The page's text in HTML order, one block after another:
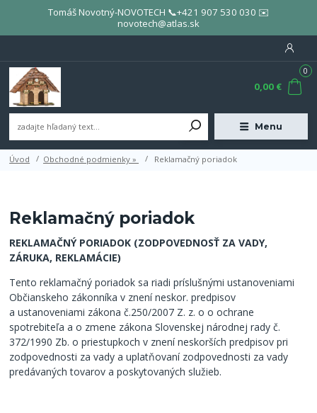
Tomáš Novotný-NOVOTECH 📞+421 907 530 030 ✉️
novotech@atlas.sk
Menu
0
0,00 €
Úvod Obchodné podmienky » Reklamačný poriadok
Reklamačný poriadok
REKLAMAČNÝ PORIADOK (ZODPOVEDNOSŤ ZA VADY,
ZÁRUKA, REKLAMÁCIE)
Tento reklamačný poriadok sa riadi príslušnými ustanoveniami
Občianskeho zákonníka v znení neskor. predpisov
a ustanoveniami zákona č.250/2007 Z. z. o o ochrane
spotrebiteľa a o zmene zákona Slovenskej národnej rady č.
372/1990 Zb. o priestupkoch v znení neskorších predpisov pri
zodpovednosti za vady a uplatňovaní zodpovednosti za vady
predávaných tovarov a poskytovaných služieb.